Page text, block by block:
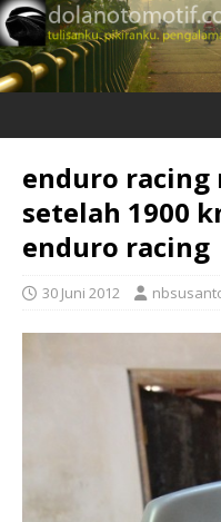
enduro racing
setelah 1900
enduro racing
30 Juni 2012